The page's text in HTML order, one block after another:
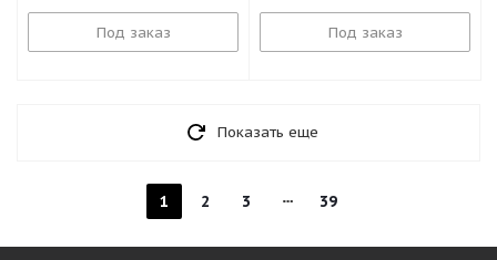
Под заказ Под заказ
Показать еще
1 2 3 39